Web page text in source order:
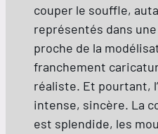
couper le souffle,
représentés dans une
proche de la
franchement
réaliste. Et pourtant,
intense, sincère. La
est splendide, les